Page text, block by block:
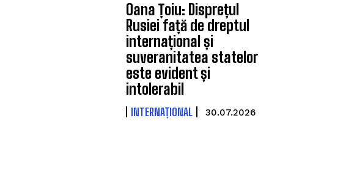
Oana Țoiu: Disprețul
Rusiei față de dreptul
internațional și
suveranitatea statelor
este evident și
intolerabil
INTERNAȚIONAL 30.07.2026